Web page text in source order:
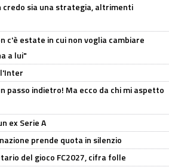
credo sia una strategia, altrimenti
c'è estate in cui non voglia cambiare
a lui"
passo indietro! Ma ecco da chi mi aspetto
ex Serie A
prende quota in silenzio
del gioco FC2027, cifra folle